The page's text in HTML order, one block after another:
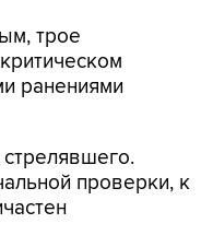
трое
ранениями
проверки, к